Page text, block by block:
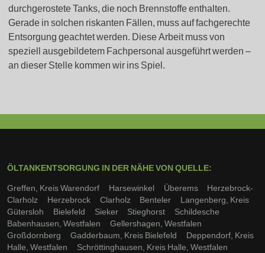
durchgerostete Tanks, die noch Brennstoffe enthalten.
Gerade in solchen riskanten Fällen, muss auf fachgerechte
Entsorgung geachtet werden. Diese Arbeit muss von
speziell ausgebildetem Fachpersonal ausgeführt werden –
an dieser Stelle kommen wir ins Spiel.
ÖLTANKENTSORGUNG IN DER NÄHE VON QUELLE:
Greffen, Kreis Warendorf
Harsewinkel Überems
Herzebrock-
Clarholz
Herzebrock Clarholz Benteler
Langenberg, Kreis
Gütersloh
Bielefeld Sieker Stieghorst
Schildesche
Babenhausen, Westfalen
Gellershagen, Westfalen
Großdornberg
Gadderbaum, Kreis Bielefeld
Deppendorf, Kreis
Halle, Westfalen
Schröttinghausen, Kreis Halle, Westfalen